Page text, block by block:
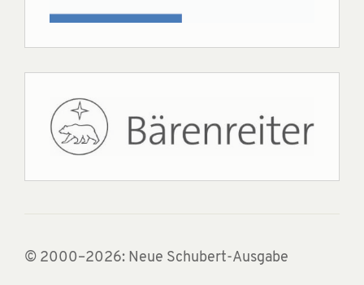
© 2000–2026: Neue Schubert-Ausgabe